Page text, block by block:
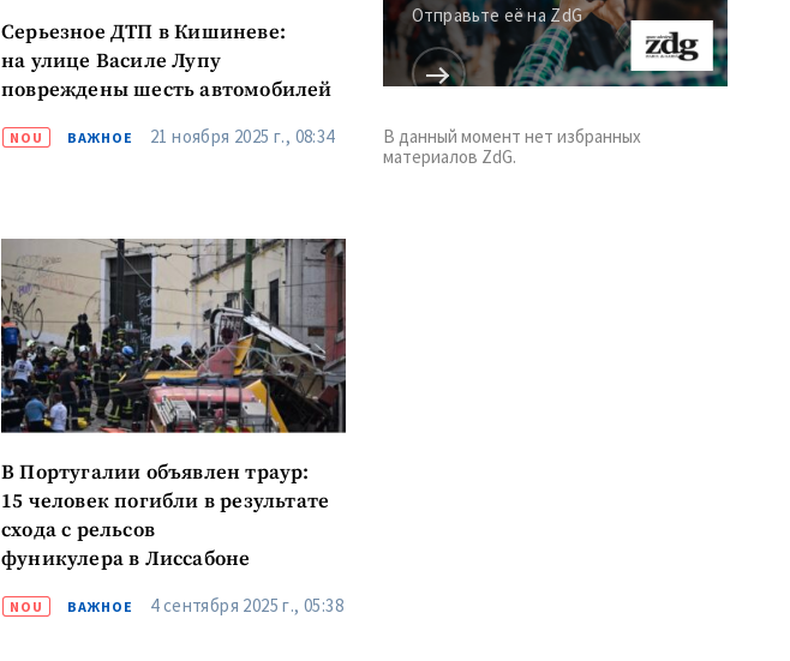
Серьезное ДТП в Кишиневе:
на улице Василе Лупу
повреждены шесть автомобилей
NOU ВАЖНОЕ 21 ноября 2025 г., 08:34
В Португалии объявлен траур:
15 человек погибли в результате
схода с рельсов
фуникулера в Лиссабоне
NOU ВАЖНОЕ 4 сентября 2025 г., 05:38
Отправьте её на ZdG
В данный момент нет избранных
материалов ZdG.